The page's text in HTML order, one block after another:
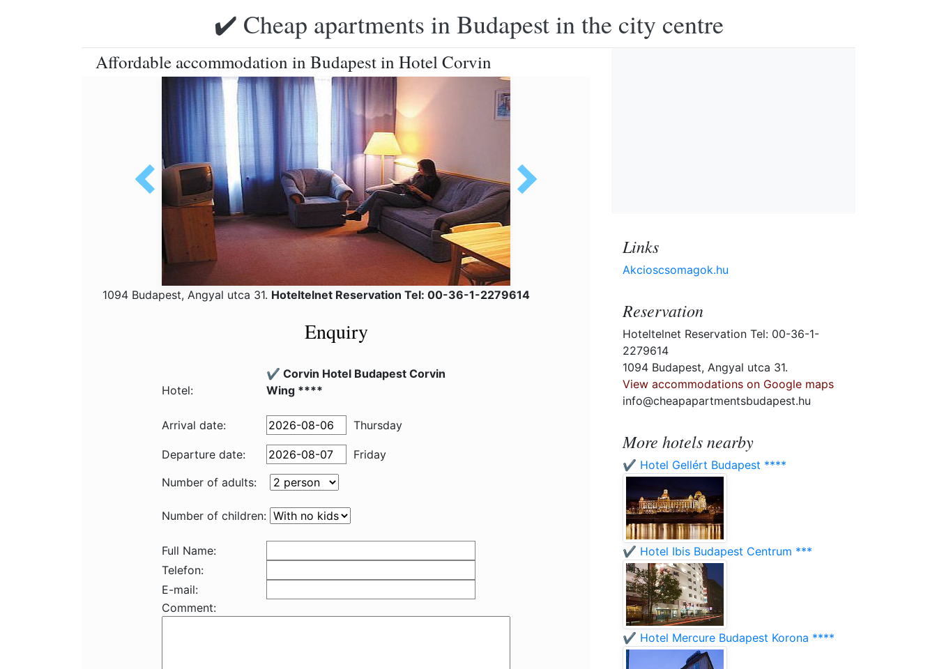
✔️ Cheap apartments in Budapest in the city centre
Affordable accommodation in Budapest in Hotel Corvin
1094 Budapest, Angyal utca 31. Hoteltelnet Reservation Tel: 00-36-1-2279614
Enquiry
Hotel:
✔️ Corvin Hotel Budapest Corvin
Wing ****
Arrival date: Thursday
Departure date:
Friday
Number of adults:
Number of children:
Full Name:
Telefon:
E-mail:
Comment:
Links
Akcioscsomagok.hu
Reservation
Hoteltelnet Reservation Tel: 00-36-1-
2279614
1094 Budapest, Angyal utca 31.
View accommodations on Google maps
info@cheapapartmentsbudapest.hu
More hotels nearby
✔️ Hotel Gellért Budapest ****
✔️ Hotel Ibis Budapest Centrum ***
✔️ Hotel Mercure Budapest Korona ****